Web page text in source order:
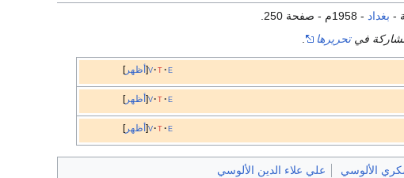
- بغداد - 1958م - صفحة 250.
فيتحريرها
أظهر v t e
أظهر v t e
أظهر v t e
الألوسي علي علاء الدين الألوسي